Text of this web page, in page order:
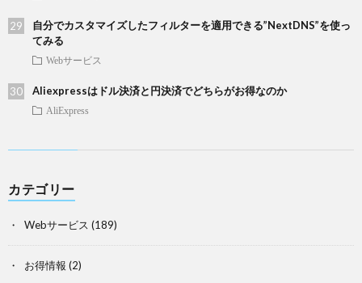
自分でカスタマイズしたフィルターを適用できる”NextDNS”を使っ
てみる
Webサービス
Aliexpressはドル決済と円決済でどちらがお得なのか
AliExpress
カテゴリー
Webサービス (189)
お得情報 (2)